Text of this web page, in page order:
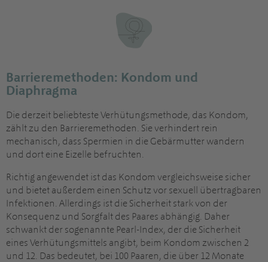
Barrieremethoden: Kondom und
Diaphragma
Die derzeit beliebteste Verhütungsmethode, das Kondom,
zählt zu den Barrieremethoden. Sie verhindert rein
mechanisch, dass Spermien in die Gebärmutter wandern
und dort eine Eizelle befruchten.
Richtig angewendet ist das Kondom vergleichsweise sicher
und bietet außerdem einen Schutz vor sexuell übertragbaren
Infektionen. Allerdings ist die Sicherheit stark von der
Konsequenz und Sorgfalt des Paares abhängig. Daher
schwankt der sogenannte Pearl-Index, der die Sicherheit
eines Verhütungsmittels angibt, beim Kondom zwischen 2
und 12. Das bedeutet, bei 100 Paaren, die über 12 Monate